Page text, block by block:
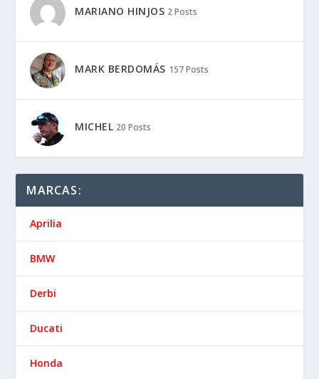
MARIANO HINJOS 2 Posts
MARK BERDOMÁS 157 Posts
MICHEL 20 Posts
MARCAS:
Aprilia
BMW
Derbi
Ducati
Honda